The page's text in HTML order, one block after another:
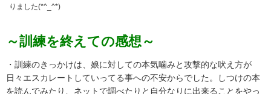
りました(*^_^*)
～訓練を終えての感想～
・訓練のきっかけは、娘に対しての本気噛みと攻撃的な吠え方が
日々エスカレートしていってる事への不安からでした。しつけの本
を読んでみたり、ネットで調べたりと自分なりに出来ることをやっ